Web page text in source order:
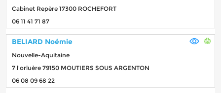
Cabinet Repère 17300 ROCHEFORT
06 11 41 71 87
BELIARD Noémie
Nouvelle-Aquitaine
7 l'orluère 79150 MOUTIERS SOUS ARGENTON
06 08 09 68 22